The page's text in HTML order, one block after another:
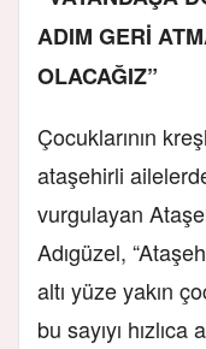
ADIM GERİ
OLACAĞIZ”
Çocuklarının
ataşehirli
vurgulayan
Adıgüzel,
altı yüze yakın
bu sayıyı hızlıca